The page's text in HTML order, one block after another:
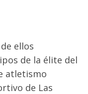
ellos
de la élite del
atletismo
de Las